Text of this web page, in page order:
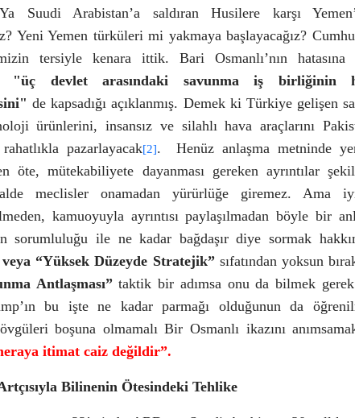
Suudi Arabistan’a saldıran Husilere karşı
Yeni Yemen türküleri mi yakmaya başlayacağız?
tersiyle kenara ittik. Bari Osmanlı’nın hatasına
"üç devlet arasındaki savunma iş birliğinin
de kapsadığı açıklanmış. Demek ki Türkiye gelişen
ürünlerini, insansız ve silahlı hava araçlarını
pazarlayacak[2].
Henüz anlaşma metninde
öte, mütekabiliyete dayanması gereken ayrıntılar
meclisler onamadan yürürlüğe giremez. Ama
kamuoyuyla ayrıntısı paylaşılmadan böyle bir
sorumluluğu ile ne kadar bağdaşır diye sormak
“Yüksek Düzeyde Stratejik” sıfatından yoksun
Antlaşması”taktik bir adımsa onu da bilmek
bu işte ne kadar parmağı olduğunun da
boşuna olmamalı Bir Osmanlı ikazını
itimat caiz değildir”.
Bilinenin Ötesindeki Tehlike